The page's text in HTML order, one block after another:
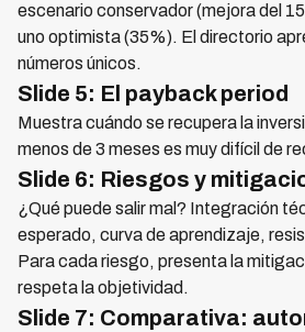
escenario conservador (mejora del
uno optimista (35%). El directorio
números únicos.
Slide 5: El payback period
Muestra cuándo se recupera la
menos de 3 meses es muy difícil de
Slide 6: Riesgos y
¿Qué puede salir mal? Integración
esperado, curva de aprendizaje,
Para cada riesgo, presenta la
respeta la objetividad.
Slide 7: Comparativa: